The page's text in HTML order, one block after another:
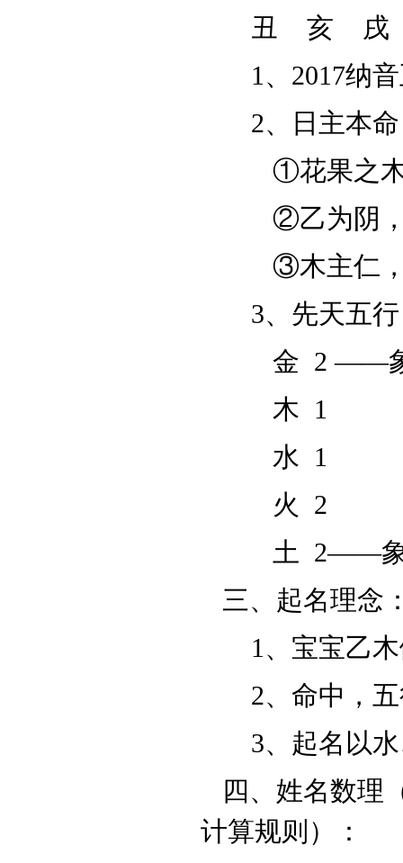
丑 亥 戌
1、 2017纳
2、日主本命
①花果之木
②乙为阴，
③木主仁，
3、先天五
金 2 ——
木 1
水 1
火 2
土 2——
三、起名理念
1、宝宝乙木
2、命中，五
3、起名以水
四、姓名数理
计算规则）：